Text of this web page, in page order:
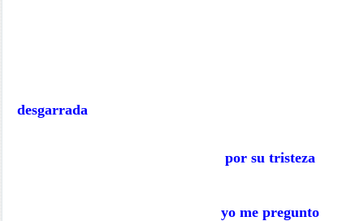
desgarrada
por su tristeza
yo me pregunto